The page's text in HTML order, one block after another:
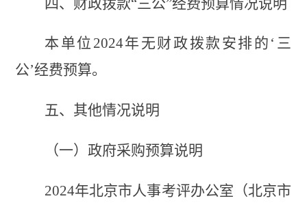
四、 财政拨款“三公”经费预算情况说明
本 单位 2024年 无财政拨款安排的 ‘三
公’经费预算。
五、其他情况说明
（一）政府采购预算说明
2024年北京市人事考评办公室（北京市